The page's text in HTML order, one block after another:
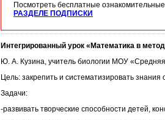
Посмотреть бесплатные
РАЗДЕЛЕ ПОДПИСКИ
Интегрированный урок «Математика в
Ю. А. Кузина, учитель биологии МОУ
Цель: закрепить и систематизировать
Задачи:
-развивать творческие способности детей,